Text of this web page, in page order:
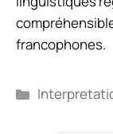
francophones.
Catégories